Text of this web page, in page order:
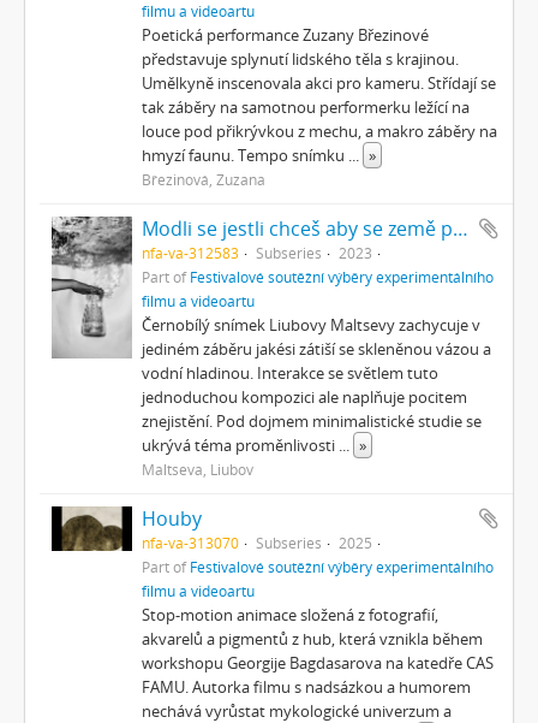
filmu a videoartu
Poetická performance Zuzany Březinové
představuje splynutí lidského těla s krajinou.
Umělkyně inscenovala akci pro kameru. Střídají se
tak záběry na samotnou performerku ležící na
louce pod přikrývkou z mechu, a makro záběry na
hmyzí faunu. Tempo snímku ... »
Březinová, Zuzana
Modli se jestli chceš aby se země přiblížila a nebe promluvilo s tebou
nfa-va-312583 Subseries
2023
Part ofFestivalové soutěžní výběry experimentálního
filmu a videoartu
Černobílý snímek Liubovy Maltsevy zachycuje v
jediném záběru jakési zátiší se skleněnou vázou a
vodní hladinou. Interakce se světlem tuto
jednoduchou kompozici ale naplňuje pocitem
znejistění. Pod dojmem minimalistické studie se
ukrývá téma proměnlivosti ... »
Maltseva, Liubov
Houby
nfa-va-313070 Subseries
2025
Part ofFestivalové soutěžní výběry experimentálního
filmu a videoartu
Stop-motion animace složená z fotografií,
akvarelů a pigmentů z hub, která vznikla během
workshopu Georgije Bagdasarova na katedře CAS
FAMU. Autorka filmu s nadsázkou a humorem
nechává vyrůstat mykologické univerzum a